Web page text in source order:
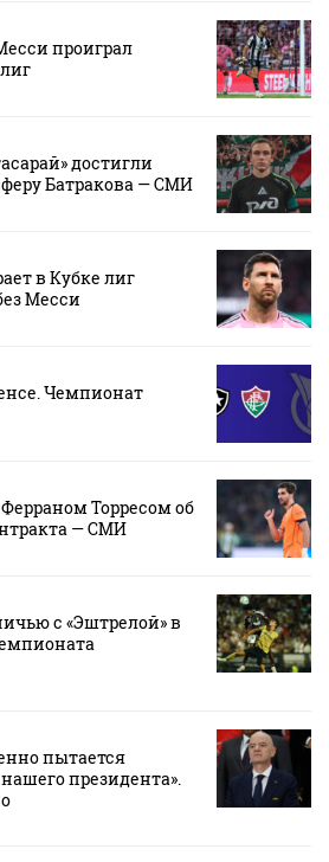
проиграл
достигли
Батракова — СМИ
в Кубке лиг
Месси
Чемпионат
Торресом об
— СМИ
с «Эштрелой» в
пытается
президента».